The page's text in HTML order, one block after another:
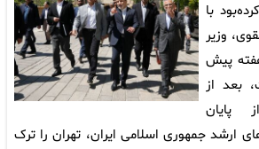
با
وزیر
پیش
بعد از
پایان
ارشد جمهوری اسلامی ایران، تهران را ترک